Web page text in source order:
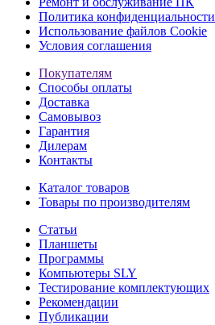
Политика конфиденциальности
Использование файлов Cookie
Условия соглашения
Покупателям
Способы оплаты
Доставка
Самовывоз
Гарантия
Дилерам
Контакты
Каталог товаров
Товары по производителям
Статьи
Планшеты
Программы
Компьютеры SLY
Тестирование комплектующих
Рекомендации
Публикации